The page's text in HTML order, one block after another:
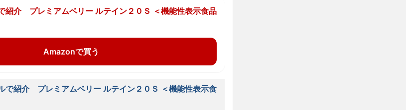
紹介 プレミアムベリー ルテイン２０Ｓ ＜機能性表示食品
Amazonで買う
で紹介 プレミアムベリー ルテイン２０Ｓ ＜機能性表示食